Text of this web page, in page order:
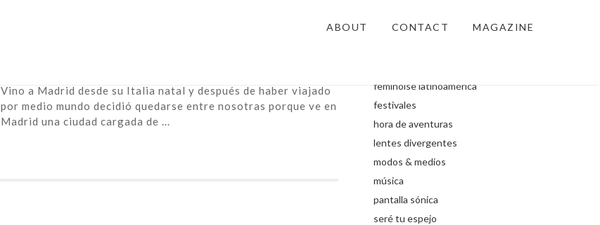
ABOUT CONTACT MAGAZINE
Vino a Madrid desde su Italia natal y después de haber viajado
por medio mundo decidió quedarse entre nosotras porque ve en
Madrid una ciudad cargada de ...
Secciones
feminoise latinoamérica
festivales
hora de aventuras
lentes divergentes
modos & medios
música
pantalla sónica
seré tu espejo